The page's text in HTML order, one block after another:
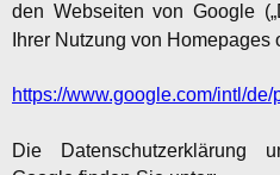
den Webseiten von Google
Ihrer Nutzung von Homepages
https://www.google.com/intl/
Die Datenschutzerklärung